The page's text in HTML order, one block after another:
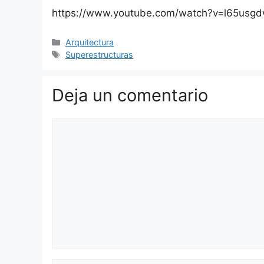
https://www.youtube.com/
Categorías
Arquitectura
Etiquetas
Superestructuras
Deja un comentario